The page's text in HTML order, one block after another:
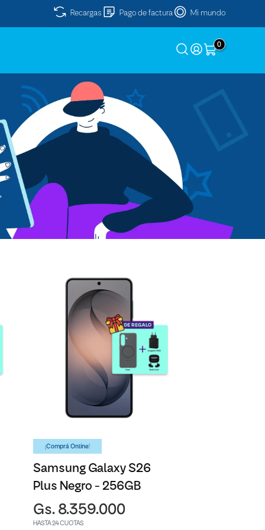
Recargas Pago de factura Mi mundo
0
¡Comprá Online!
Samsung Galaxy S26
Plus Negro - 256GB
Gs. 8.359.000
HASTA 24 CUOTAS